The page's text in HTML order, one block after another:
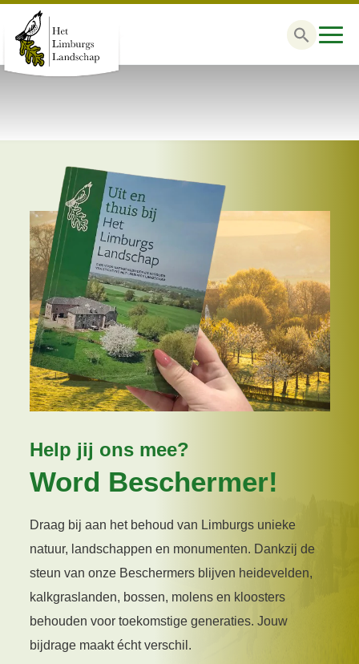
Zoek
Help jij ons mee?
Word Beschermer!
Draag bij aan het behoud van Limburgs unieke
natuur, landschappen en monumenten. Dankzij de
steun van onze Beschermers blijven heidevelden,
kalkgraslanden, bossen, molens en kloosters
behouden voor toekomstige generaties. Jouw
bijdrage maakt écht verschil.